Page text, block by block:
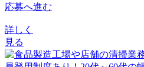
応募へ進む
詳しく
見る